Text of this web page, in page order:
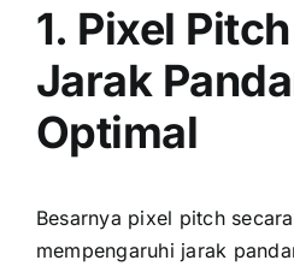
1. Pixel
Jarak
Optimal
Besarnya pixel pitch
mempengaruhi jarak